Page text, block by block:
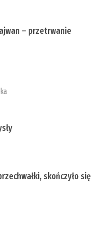
– przetrwanie
skończyło się